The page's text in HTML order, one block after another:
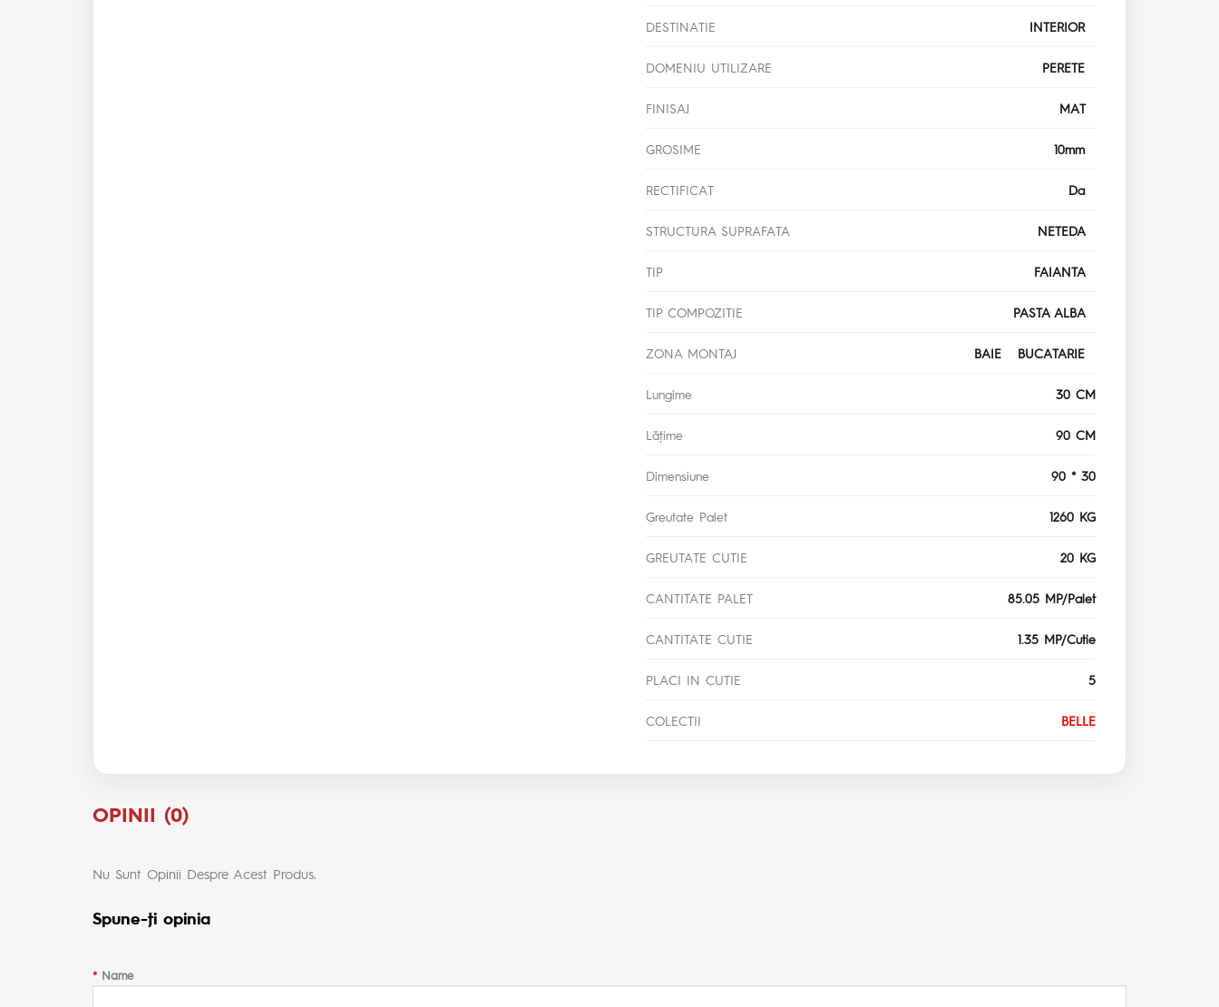
DESTINATIE INTERIOR
DOMENIU UTILIZARE PERETE
FINISAJ MAT
GROSIME 10mm
RECTIFICAT Da
STRUCTURA SUPRAFATA NETEDA
TIP FAIANTA
TIP COMPOZITIE PASTA ALBA
ZONA MONTAJ BAIE BUCATARIE
Lungime 30 CM
Lăţime 90 CM
Dimensiune 90 * 30
Greutate Palet 1260 KG
GREUTATE CUTIE 20 KG
CANTITATE PALET 85.05 MP/Palet
CANTITATE CUTIE 1.35 MP/Cutie
PLACI IN CUTIE 5
COLECTII BELLE
OPINII (0)
Nu Sunt Opinii Despre Acest Produs.
Spune-ţi opinia
Name